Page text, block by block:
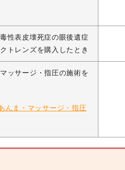
性表皮壊死症の眼後遺症
トレンズを購入したとき
ッサージ・指圧の施術を
んま・マッサージ・指圧